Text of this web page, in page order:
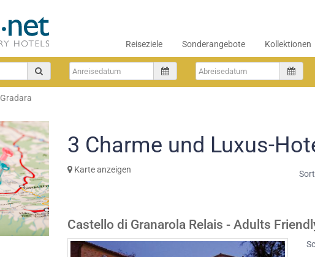
Reiseziele Sonderangebote Kollektionen
Gradara
3 Charme und Luxus-
Karte anzeigen
Castello di Granarola Relais - Adults